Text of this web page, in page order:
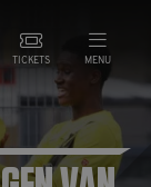
TICKETS MENU